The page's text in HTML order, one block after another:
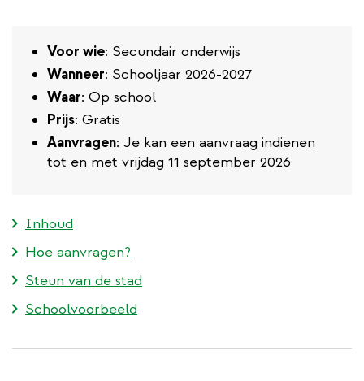
Voor wie: Secundair onderwijs
Wanneer: Schooljaar 2026-2027
Waar: Op school
Prijs: Gratis
Aanvragen: Je kan een aanvraag indienen
tot en met vrijdag 11 september 2026
Inhoud
Hoe aanvragen?
Steun van de stad
Schoolvoorbeeld